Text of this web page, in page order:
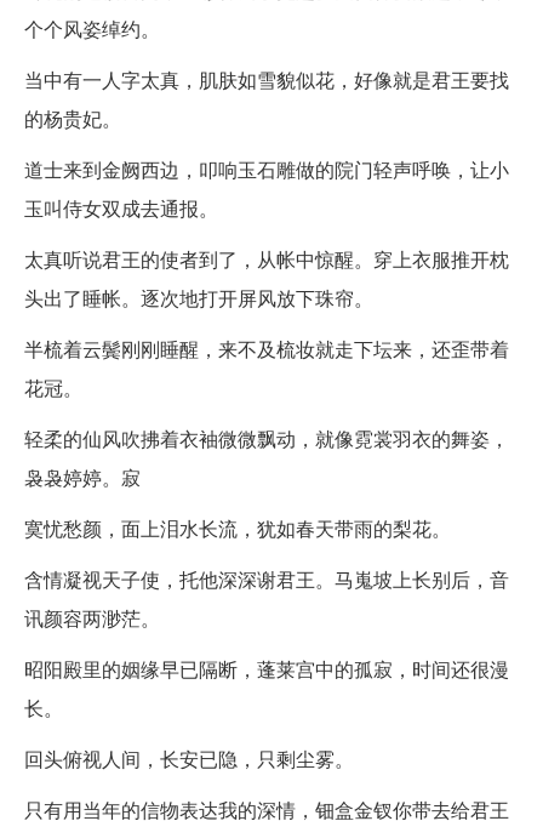
个个风姿绰约。
当中有一人字太真，肌肤如雪貌似花，好像就是君王要找
的杨贵妃。
道士来到金阙西边，叩响玉石雕做的院门轻声呼唤，让小
玉叫侍女双成去通报。
太真听说君王的使者到了，从帐中惊醒。穿上衣服推开枕
头出了睡帐。逐次地打开屏风放下珠帘。
半梳着云鬓刚刚睡醒，来不及梳妆就走下坛来，还歪带着
花冠。
轻柔的仙风吹拂着衣袖微微飘动，就像霓裳羽衣的舞姿，
袅袅婷婷。寂
寞忧愁颜，面上泪水长流，犹如春天带雨的梨花。
含情凝视天子使，托他深深谢君王。马嵬坡上长别后，音
讯颜容两渺茫。
昭阳殿里的姻缘早已隔断，蓬莱宫中的孤寂，时间还很漫
长。
回头俯视人间，长安已隐，只剩尘雾。
只有用当年的信物表达我的深情，钿盒金钗你带去给君王